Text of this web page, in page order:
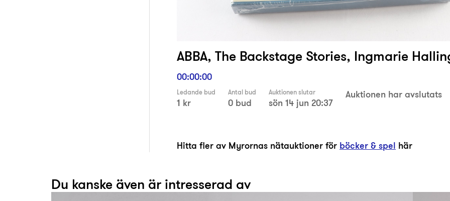
ABBA, The Backstage Stories, Ingmarie
00:00:00
Ledande bud
1 kr
Antal bud
0 bud
Auktionen slutar
sön 14 jun 20:37
Auktionen har avslutats
Hitta fler av Myrornas nätauktioner för böcker & spel här
Du kanske även är intresserad av